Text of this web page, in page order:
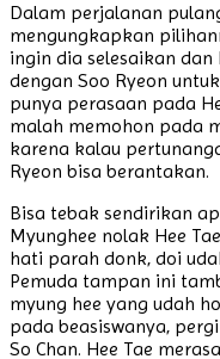
Dalam perjalanan
mengungkapkan
ingin dia selesaikan dan
dengan Soo Ryeon
punya perasaan pada
malah memohon pada
karena kalau
Ryeon bisa berantakan.
Bisa tebak sendirikan
Myunghee nolak Hee
hati parah donk, doi
Pemuda tampan ini
myung hee yang udah
pada beasiswanya,
So Chan. Hee Tae